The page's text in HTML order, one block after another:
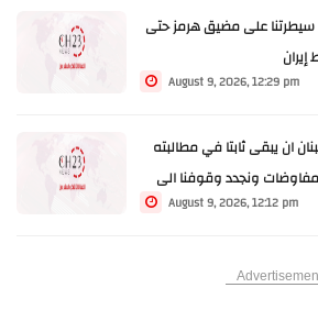
على مضيق هرمز حتى
August 9, 2026, 12:29 pm
ان يبقى ثابتا في مطالبته
ونجدد وقوفنا الى
سلطة الحرب والسلم
August 9, 2026, 12:12 pm